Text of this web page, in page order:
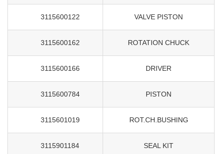
3115600122 VALVE PISTON
3115600162 ROTATION CHUCK
3115600166 DRIVER
3115600784 PISTON
3115601019 ROT.CH.BUSHING
3115901184 SEAL KIT